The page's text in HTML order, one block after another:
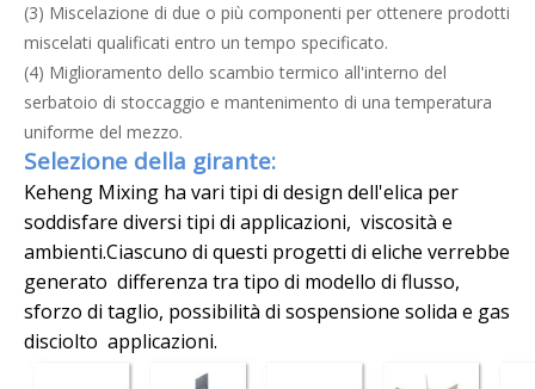
(3) Miscelazione di due o più componenti per ottenere prodotti
miscelati qualificati entro un tempo specificato.
(4) Miglioramento dello scambio termico all'interno del
serbatoio di stoccaggio e mantenimento di una temperatura
uniforme del mezzo.
Selezione della girante:
Keheng Mixing ha vari tipi di design dell'elica per
soddisfare diversi tipi di applicazioni, viscosità e
ambienti.Ciascuno di questi progetti di eliche verrebbe
generato differenza tra tipo di modello di flusso,
sforzo di taglio, possibilità di sospensione solida e gas
disciolto applicazioni.